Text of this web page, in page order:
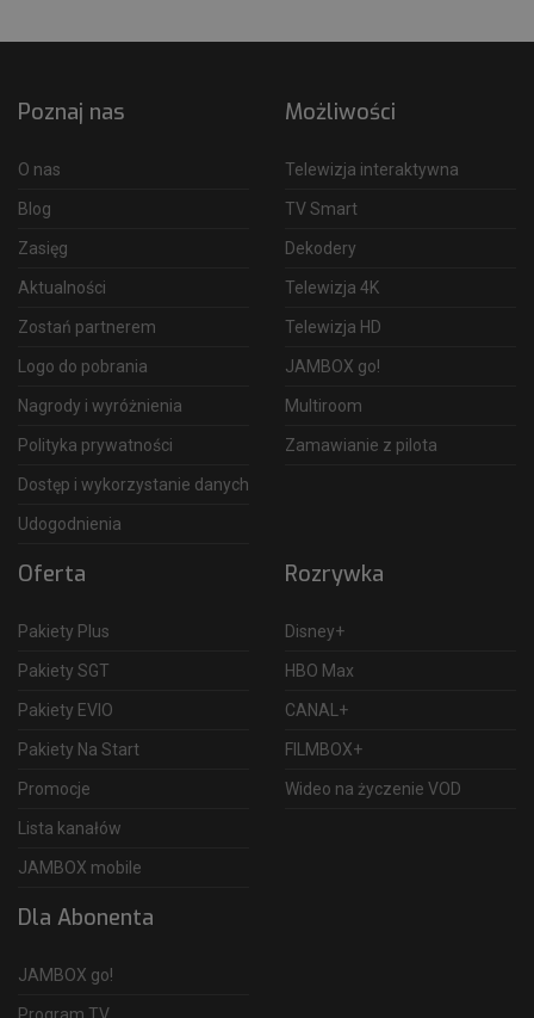
Poznaj nas
O nas
Blog
Zasięg
Aktualności
Zostań partnerem
Logo do pobrania
Nagrody i wyróżnienia
Polityka prywatności
Dostęp i wykorzystanie danych
Udogodnienia
Możliwości
Telewizja interaktywna
TV Smart
Dekodery
Telewizja 4K
Telewizja HD
JAMBOX go!
Multiroom
Zamawianie z pilota
Oferta
Pakiety Plus
Pakiety SGT
Pakiety EVIO
Pakiety Na Start
Promocje
Lista kanałów
JAMBOX mobile
Rozrywka
Disney+
HBO Max
CANAL+
FILMBOX+
Wideo na życzenie VOD
Dla Abonenta
JAMBOX go!